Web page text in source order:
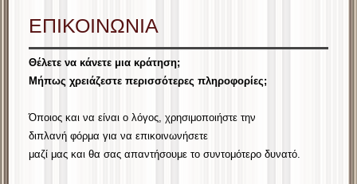
ΕΠΙΚΟΙΝΩΝΙΑ
Θέλετε να κάνετε μια κράτηση;
Μήπως χρειάζεστε περισσότερες πληροφορίες;
Όποιος και να είναι ο λόγος, χρησιμοποιήστε την
διπλανή φόρμα για να επικοινωνήσετε
μαζί μας και θα σας απαντήσουμε το συντομότερο δυνατό.